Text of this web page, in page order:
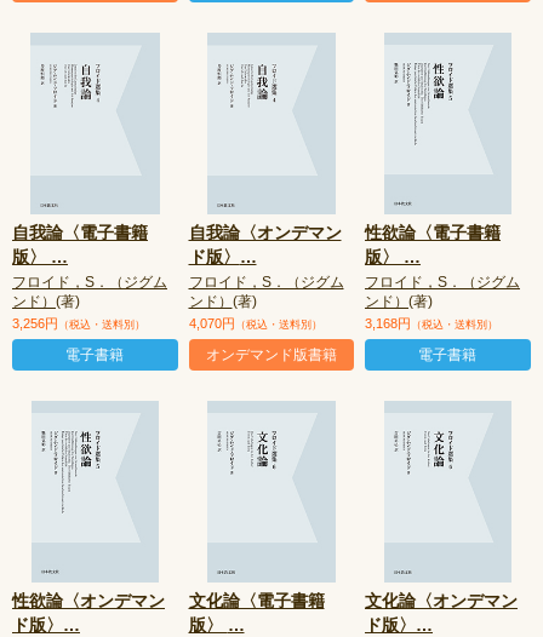
自我論〈電子書籍
版〉 …
フロイド，S．（ジグム
ンド） (著)
3,256円 （税込・送料別）
電子書籍
自我論〈オンデマン
ド版〉 …
フロイド，S．（ジグム
ンド） (著)
4,070円 （税込・送料別）
オンデマンド版書籍
性欲論〈電子書籍
版〉 …
フロイド，S．（ジグム
ンド） (著)
3,168円 （税込・送料別）
電子書籍
性欲論〈オンデマン
ド版〉 …
文化論〈電子書籍
版〉 …
文化論〈オンデマン
ド版〉 …